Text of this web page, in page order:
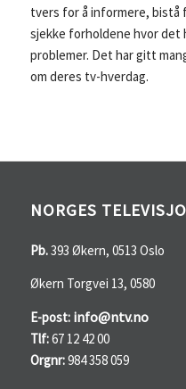
tvers for å informere, bistå
sjekke forholdene hvor det
problemer. Det har gitt
om deres tv-hverdag.
NORGES
Pb.393 Økern, 0513 Oslo
Økern Torgvei 13, 0580
E-post: info@ntv.no
Tlf:67 12 42 00
Orgnr:984 358 059